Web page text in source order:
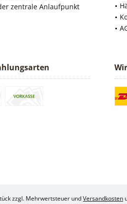
zentrale Anlaufpunkt
zzgl. Mehrwertsteuer undVersandkosten